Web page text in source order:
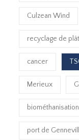
Culzean Wind
recyclage de
cancer
Merieux
biométhanisation
port de